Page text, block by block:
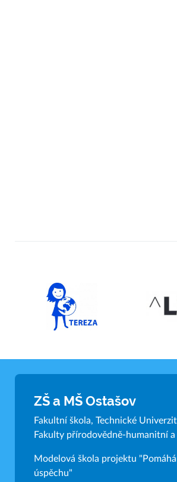
ZŠ a MŠ Ostašov
Fakultní škola, Technické
Fakulty přírodovědně-humanitní a
Modelová škola projektu
úspěchu"